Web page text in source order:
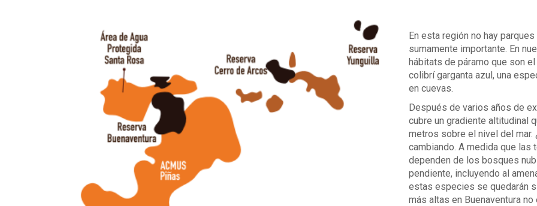
En esta región no hay
sumamente importante. En
hábitats de páramo que son
colibrí garganta azul, una
en cuevas.
Después de varios años de
cubre un gradiente altitudinal
metros sobre el nivel del
cambiando. A medida que las
dependen de los bosques
pendiente, incluyendo al
estas especies se quedarán
más altas en Buenaventura